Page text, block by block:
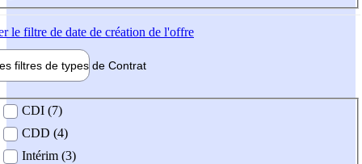
le filtre de date de création de l'offre
filtres de types de Contrat
contrat
CDI (7)
CDD (4)
Intérim (3)